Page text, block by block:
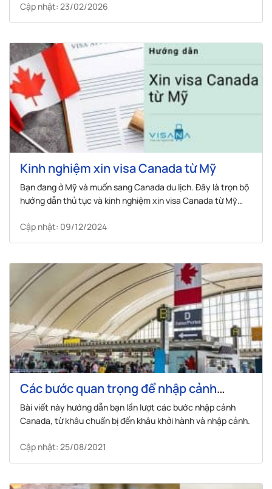
Cập nhật: 23/02/2026
Kinh nghiệm xin visa Canada từ Mỹ
Bạn đang ở Mỹ và muốn sang Canada du lịch. Đây là trọn bộ
hướng dẫn thủ tục và kinh nghiệm xin visa Canada từ Mỹ
Cập nhật: 09/12/2024
Các bước quan trọng để nhập cảnh
Canada
Bài viết này hướng dẫn bạn lần lượt các bước nhập cảnh
Canada, từ khâu chuẩn bị đến khâu khởi hành và nhập cảnh.
Cập nhật: 25/08/2021